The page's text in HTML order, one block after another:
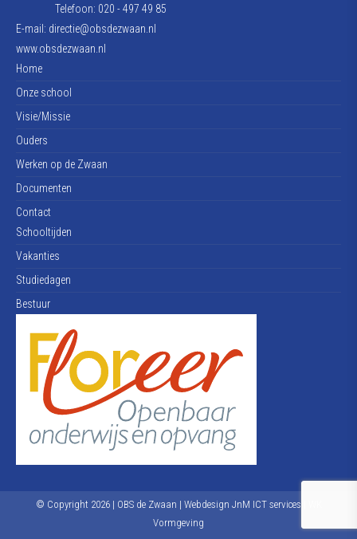
Telefoon: 020 - 497 49 85
E-mail: directie@obsdezwaan.nl
www.obsdezwaan.nl
Home
Onze school
Visie/Missie
Ouders
Werken op de Zwaan
Documenten
Contact
Schooltijden
Vakanties
Studiedagen
Bestuur
© Copyright 2026| OBS de Zwaan | Webdesign JnM ICT services
Vormgeving